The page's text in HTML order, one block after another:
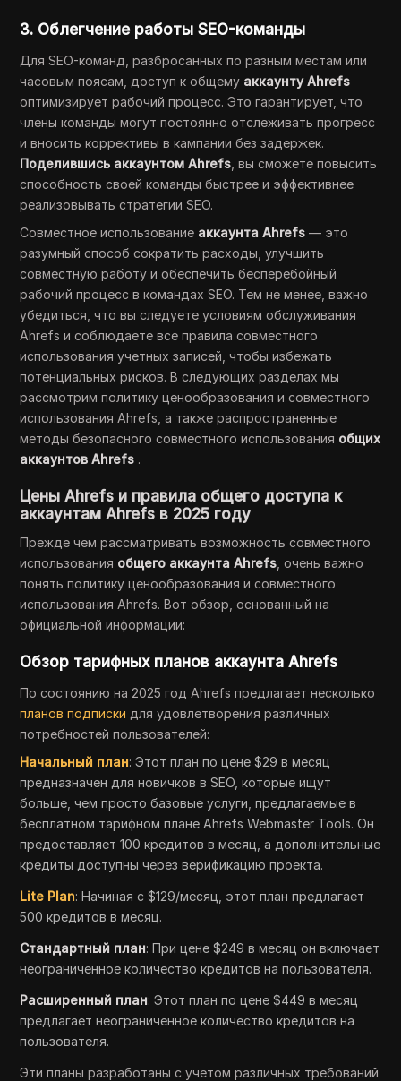
3. Облегчение работы SEO-команды
Для SEO-команд, разбросанных по разным местам или
часовым поясам, доступ к общему аккаунту Ahrefs
оптимизирует рабочий процесс. Это гарантирует, что
члены команды могут постоянно отслеживать прогресс
и вносить коррективы в кампании без задержек.
Поделившись аккаунтом Ahrefs , вы сможете повысить
способность своей команды быстрее и эффективнее
реализовывать стратегии SEO.
Совместное использование аккаунта Ahrefs — это
разумный способ сократить расходы, улучшить
совместную работу и обеспечить бесперебойный
рабочий процесс в командах SEO. Тем не менее, важно
убедиться, что вы следуете условиям обслуживания
Ahrefs и соблюдаете все правила совместного
использования учетных записей, чтобы избежать
потенциальных рисков. В следующих разделах мы
рассмотрим политику ценообразования и совместного
использования Ahrefs, а также распространенные
методы безопасного совместного использования общих
аккаунтов Ahrefs .
Цены Ahrefs и правила общего доступа к
аккаунтам Ahrefs в 2025 году
Прежде чем рассматривать возможность совместного
использования общего аккаунта Ahrefs , очень важно
понять политику ценообразования и совместного
использования Ahrefs. Вот обзор, основанный на
официальной информации:
Обзор тарифных планов аккаунта Ahrefs
По состоянию на 2025 год Ahrefs предлагает несколько
планов подписки для удовлетворения различных
потребностей пользователей:
Начальный план: Этот план по цене $29 в месяц
предназначен для новичков в SEO, которые ищут
больше, чем просто базовые услуги, предлагаемые в
бесплатном тарифном плане Ahrefs Webmaster Tools. Он
предоставляет 100 кредитов в месяц, а дополнительные
кредиты доступны через верификацию проекта.
Lite Plan: Начиная с $129/месяц, этот план предлагает
500 кредитов в месяц.
Стандартный план: При цене $249 в месяц он включает
неограниченное количество кредитов на пользователя.
Расширенный план: Этот план по цене $449 в месяц
предлагает неограниченное количество кредитов на
пользователя.
Эти планы разработаны с учетом различных требований